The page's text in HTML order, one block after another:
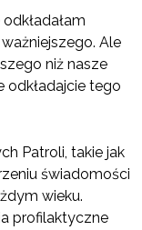
Ale
niż nasze
odkładajcie tego
Patroli, takie jak
świadomości
wieku.
profilaktyczne